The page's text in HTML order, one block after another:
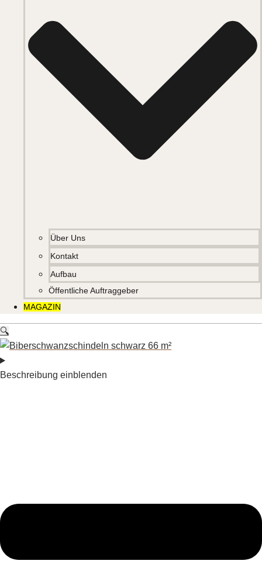
Über Uns
Kontakt
Aufbau
Öffentliche Auftraggeber
MAGAZIN
🔍
Beschreibung einblenden